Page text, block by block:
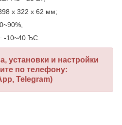
x 322 x 62 мм;
-10~40 ЪC.
установки и настройки
по телефону:
Telegram)